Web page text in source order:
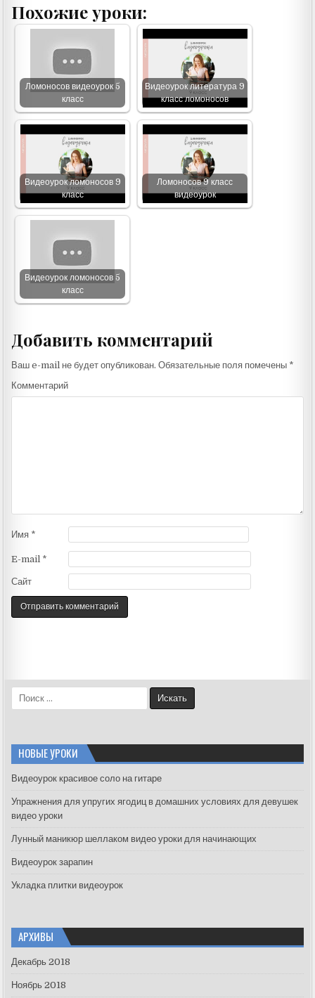
Похожие уроки:
Ломоносов видеоурок 5
класс
Видеоурок литература 9
класс ломоносов
Видеоурок ломоносов 9
класс
Ломоносов 9 класс
видеоурок
Видеоурок ломоносов 5
класс
Добавить комментарий
Ваш e-mail не будет опубликован. Обязательные поля помечены *
Комментарий
Имя *
E-mail *
Сайт
e
h
f
r
:
НОВЫЕ УРОКИ
Видеоурок красивое соло на гитаре
Упражнения для упругих ягодиц в домашних условиях для девушек
видео уроки
Лунный маникюр шеллаком видео уроки для начинающих
Видеоурок зарапин
Укладка плитки видеоурок
АРХИВЫ
Декабрь 2018
Ноябрь 2018